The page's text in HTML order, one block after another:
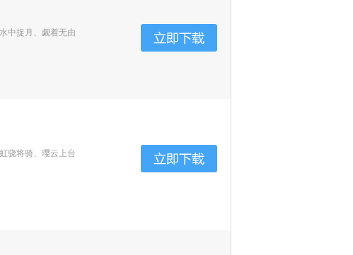
中捉月、觑着无由
骁将骑、璎云上台